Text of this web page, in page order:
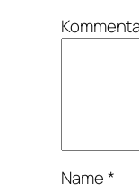
Name*